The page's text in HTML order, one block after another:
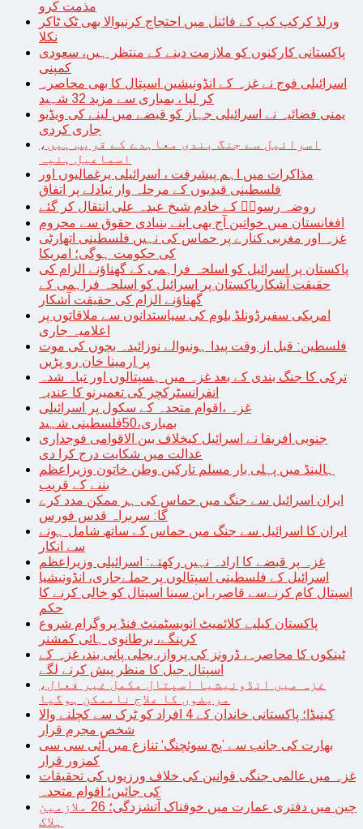
مذمت کرو
ورلڈ کرکپ کپ کے فائنل میں احتجاج کرنیوالا بھی ٹک ٹاکر
نکلا
پاکستانی کارکنوں کو ملازمت دینے کے منتظر ہیں، سعودی
کمپنی
اسرائیلی فوج نے غزہ کے انڈونیشین اسپتال کا بھی محاصرہ
کر لیا ، بمباری سے مزید 32 شہید
یمنی فضائیہ نے اسرائیلی جہاز کو قبضے میں لینے کی ویڈیو
جاری کردی
اسرائیل سے جنگ بندی معاہدے کے قریب ہیں،
اسماعیل ہنیہ
مذاکرات میں اہم پیشرفت ، اسرائیلی یرغمالیوں اور
فلسطینی قیدیوں کے مرحلہ وار تبادلے پر اتفاق
روضہ رسولؐ کے خادم شیخ عبدہ علی انتقال کر گئے
افغانستان میں خواتین آج بھی اپنے بنیادی حقوق سے محروم
غزہ اور مغربی کنارے پر حماس کی نہیں فلسطینی اتھارٹی
کی حکومت ہوگی؛ امریکا
پاکستان پر اسرائیل کو اسلحہ فراہمی کے گھناؤنے الزام کی
حقیقت آشکارپاکستان پر اسرائیل کو اسلحہ فراہمی کے
گھناؤنے الزام کی حقیقت آشکار
امریکی سفیرڈونلڈ بلوم کی سیاستدانوں سے ملاقاتوں پر
اعلامیہ جاری
فلسطین: قبل از وقت پیدا ہونیوالے نوزائیدہ بچوں کی موت
پر ارمینا خان رو پڑیں
ترکی کا جنگ بندی کے بعد غزہ میں ہسپتالوں اور تباہ شدہ
انفرانسٹرکچر کی تعمیرنو کا عندیہ
غزہ ،اقوام متحدہ کے سکول پر اسرائیلی
بمباری،50فلسطینی شہید
جنوبی افریقا نے اسرائیل کیخلاف بین الاقوامی فوجداری
عدالت میں شکایت درج کرا دی
ہالینڈ میں پہلی بار مسلم تارکین وطن خاتون وزیراعظم
بننے کے قریب
ایران اسرائیل سے جنگ میں حماس کی ہر ممکن مدد کرے
گا: سربراہ قدس فورس
ایران کا اسرائیل سے جنگ میں حماس کے ساتھ شامل ہونے
سے انکار
غزہ پر قبضے کا ارادہ نہیں رکھتے: اسرائیلی وزیراعظم
اسرائیل کے فلسطینی اسپتالوں پر حملےجاری، انڈونیشیا
اسپتال کام کرنےسے قاصر، ابن سینا اسپتال کو خالی کرنے کا
حکم
پاکستان کیلیے کلائمیٹ انویسٹمنٹ فنڈ پروگرام شروع
کرینگے، برطانوی ہائی کمشنر
ٹینکوں کا محاصرہ، ڈرونز کی پرواز، بجلی پانی بند، غزہ کے
اسپتال جیل کا منظر پیش کرنے لگے
غزہ میں انڈونیشیا اسپتال مکمل غیر فعال،
مریضوں کا علاج ناممکن ہوگیا
کینیڈا؛ پاکستانی خاندان کے 4 افراد کو ٹرک سے کچلنے والا
شخص مجرم قرار
بھارت کی جانب سے ’پچ سوئچنگ‘ تنازع میں آئی سی سی
کمزور قرار
غزہ میں عالمی جنگی قوانین کی خلاف ورزیوں کی تحقیقات
کی جائیں؛ اقوام متحدہ
چین میں دفتری عمارت میں خوفناک آتشزدگی؛ 26 ملازمین
ہلاک